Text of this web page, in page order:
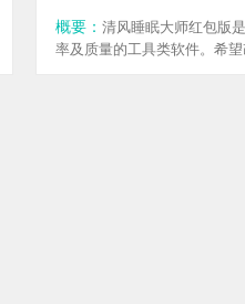
概要： 清风睡眠大师红包版
率及质量的工具类软件。希